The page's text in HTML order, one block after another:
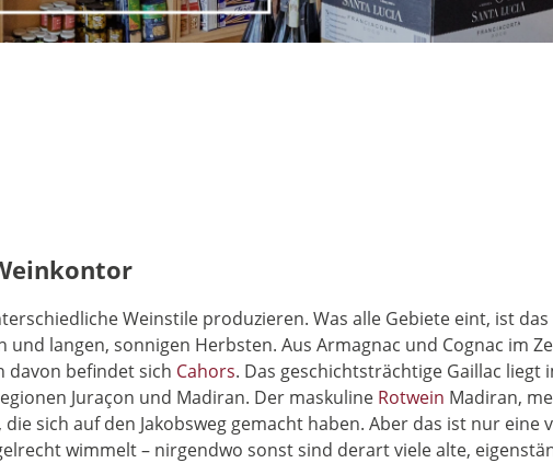
Weinstile produzieren. Was alle Gebiete eint, ist das
langen, sonnigen Herbsten. Aus Armagnac und Cognac im
davon befindet sich Cahors. Das geschichtsträchtige Gaillac liegt
Juraçon und Madiran. Der maskuline Rotwein Madiran,
sich auf den Jakobsweg gemacht haben. Aber das ist nur eine
wimmelt – nirgendwo sonst sind derart viele alte,